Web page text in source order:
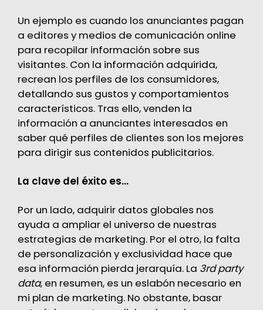
Un ejemplo es cuando los anunciantes pagan
a editores y medios de comunicación online
para recopilar información sobre sus
visitantes. Con la información adquirida,
recrean los perfiles de los consumidores,
detallando sus gustos y comportamientos
característicos. Tras ello, venden la
información a anunciantes interesados en
saber qué perfiles de clientes son los mejores
para dirigir sus contenidos publicitarios.
La clave del éxito es…
Por un lado, adquirir datos globales nos
ayuda a ampliar el universo de nuestras
estrategias de marketing. Por el otro, la falta
de personalización y exclusividad hace que
esa información pierda jerarquía. La 3rd party
data, en resumen, es un eslabón necesario en
mi plan de marketing. No obstante, basar